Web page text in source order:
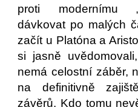
proti modernímu
dávkovat po malých
začít u Platóna a
si jasně
nemá celostní záběr,
na definitivně
závěrů. Kdo tomu